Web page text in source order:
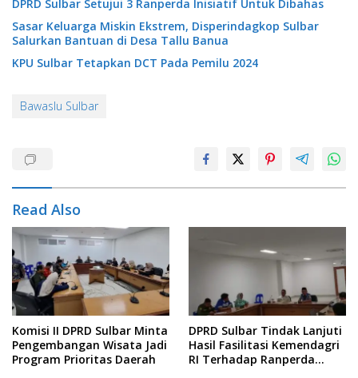
DPRD Sulbar Setujui 3 Ranperda Inisiatif Untuk Dibahas
Sasar Keluarga Miskin Ekstrem, Disperindagkop Sulbar
Salurkan Bantuan di Desa Tallu Banua
KPU Sulbar Tetapkan DCT Pada Pemilu 2024
Bawaslu Sulbar
Read Also
Komisi II DPRD Sulbar Minta
Pengembangan Wisata Jadi
Program Prioritas Daerah
DPRD Sulbar Tindak Lanjuti
Hasil Fasilitasi Kemendagri
RI Terhadap Ranperda